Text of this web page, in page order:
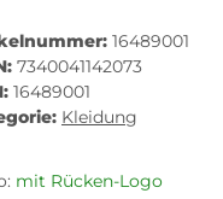
16489001
7340041142073
16489001
Kleidung
mit Rücken-Logo